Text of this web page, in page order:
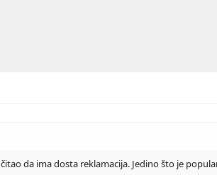
da ima dosta reklamacija. Jedino što je